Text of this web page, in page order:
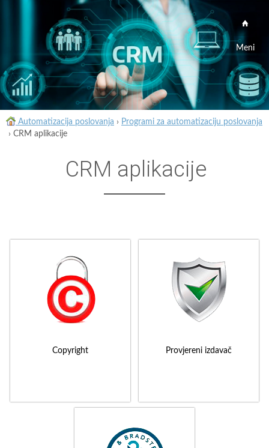
Meni
Automatizacija poslovanja › Programi za automatizaciju poslovanja
› CRM aplikacije
CRM aplikacije
Copyright Provjereni izdavač